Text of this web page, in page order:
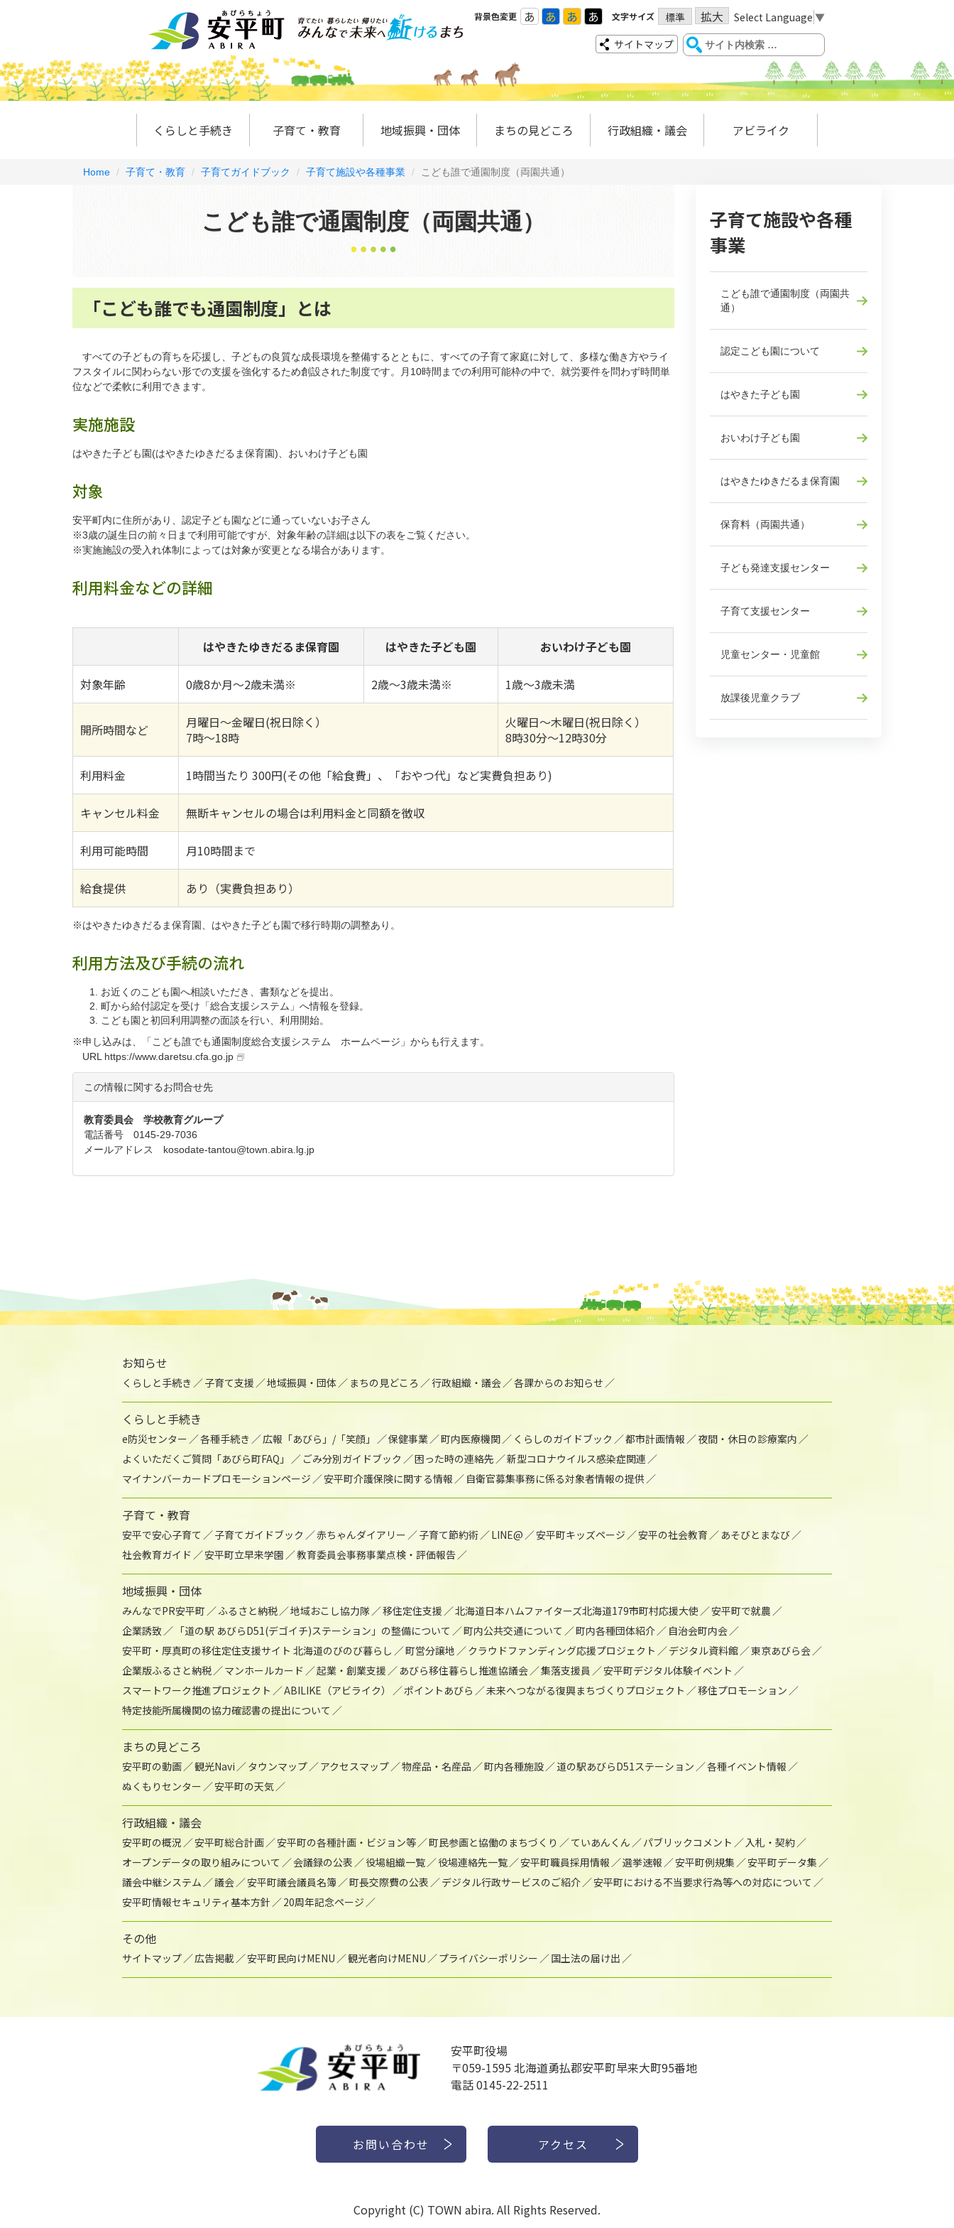
背景色変更 あ あ あ あ 文字サイズ 標準 拡大 Select Language ▼
サイトマップ
くらしと手続き 子育て・教育 地域振興・団体 まちの見どころ 行政組織・議会 アビライク
Home 子育て・教育 子育てガイドブック 子育て施設や各種事業 こども誰で通園制度（両園共通）
こども誰で通園制度（両園共通）
「こども誰でも通園制度」とは
すべての子どもの育ちを応援し、子どもの良質な成長環境を整備するとともに、すべての子育て家庭に対して、多様な働き方やライ
フスタイルに関わらない形での支援を強化するため創設された制度です。月10時間までの利用可能枠の中で、就労要件を問わず時間単
位などで柔軟に利用できます。
実施施設
はやきた子ども園(はやきたゆきだるま保育園)、おいわけ子ども園
対象
安平町内に住所があり、認定子ども園などに通っていないお子さん
※3歳の誕生日の前々日まで利用可能ですが、対象年齢の詳細は以下の表をご覧ください。
※実施施設の受入れ体制によっては対象が変更となる場合があります。
利用料金などの詳細
はやきたゆきだるま保育園 はやきた子ども園 おいわけ子ども園
対象年齢 0歳8か月～2歳未満※ 2歳～3歳未満※ 1歳～3歳未満
開所時間など
月曜日～金曜日(祝日除く）
7時～18時
火曜日～木曜日(祝日除く）
8時30分～12時30分
利用料金 1時間当たり 300円(その他「給食費」、「おやつ代」など実費負担あり)
キャンセル料金 無断キャンセルの場合は利用料金と同額を徴収
利用可能時間 月10時間まで
給食提供 あり（実費負担あり）
※はやきたゆきだるま保育園、はやきた子ども園で移行時期の調整あり。
利用方法及び手続の流れ
お近くのこども園へ相談いただき、書類などを提出。
町から給付認定を受け「総合支援システム」へ情報を登録。
こども園と初回利用調整の面談を行い、利用開始。
※申し込みは、「こども誰でも通園制度総合支援システム ホームページ」からも行えます。
URL https://www.daretsu.cfa.go.jp
この情報に関するお問合せ先
教育委員会 学校教育グループ
電話番号 0145-29-7036
メールアドレス kosodate-tantou@town.abira.lg.jp
子育て施設や各種
事業
こども誰で通園制度（両園共
通）
認定こども園について
はやきた子ども園
おいわけ子ども園
はやきたゆきだるま保育園
保育料（両園共通）
子ども発達支援センター
子育て支援センター
児童センター・児童館
放課後児童クラブ
お知らせ
くらしと手続き 子育て支援 地域振興・団体 まちの見どころ 行政組織・議会 各課からのお知らせ
くらしと手続き
e防災センター 各種手続き 広報「あびら」/「笑顔」 保健事業 町内医療機関 くらしのガイドブック 都市計画情報
夜間・休日の診療案内
よくいただくご質問「あびら町FAQ」
ごみ分別ガイドブック 困った時の連絡先
新型コロナウイルス感染症関連
マイナンバーカードプロモーションページ
安平町介護保険に関する情報 自衛官募集事務に係る対象者情報の提供
子育て・教育
安平で安心子育て 子育てガイドブック 赤ちゃんダイアリー 子育て節約術 LINE@ 安平町キッズページ 安平の社会教育
あそびとまなび
社会教育ガイド
安平町立早来学園 教育委員会事務事業点検・評価報告
地域振興・団体
みんなでPR安平町 ふるさと納税 地域おこし協力隊 移住定住支援 北海道日本ハムファイターズ北海道179市町村応援大使
安平町で就農
企業誘致
「道の駅 あびらD51(デゴイチ)ステーション」の整備について 町内公共交通について 町内各種団体紹介
自治会町内会
安平町・厚真町の移住定住支援サイト 北海道のびのび暮らし
町営分譲地 クラウドファンディング応援プロジェクト デジタル資料館
東京あびら会
企業版ふるさと納税
マンホールカード 起業・創業支援 あびら移住暮らし推進協議会 集落支援員
安平町デジタル体験イベント
スマートワーク推進プロジェクト
ABILIKE（アビライク） ポイントあびら 未来へつながる復興まちづくりプロジェクト
移住プロモーション
特定技能所属機関の協力確認書の提出について
まちの見どころ
安平町の動画 観光Navi タウンマップ アクセスマップ 物産品・名産品 町内各種施設 道の駅あびらD51ステーション
各種イベント情報
ぬくもりセンター
安平町の天気
行政組織・議会
安平町の概況 安平町総合計画 安平町の各種計画・ビジョン等 町民参画と協働のまちづくり ていあんくん パブリックコメント
入札・契約
オープンデータの取り組みについて
会議録の公表 役場組織一覧 役場連絡先一覧 安平町職員採用情報 選挙速報 安平町例規集
安平町データ集
議会中継システム
議会 安平町議会議員名簿 町長交際費の公表 デジタル行政サービスのご紹介
安平町における不当要求行為等への対応について
安平町情報セキュリティ基本方針
20周年記念ページ
その他
サイトマップ 広告掲載 安平町民向けMENU 観光者向けMENU プライバシーポリシー 国土法の届け出
安平町役場
〒059-1595 北海道勇払郡安平町早来大町95番地
電話 0145-22-2511
お問い合わせ アクセス
Copyright (C) TOWN abira. All Rights Reserved.